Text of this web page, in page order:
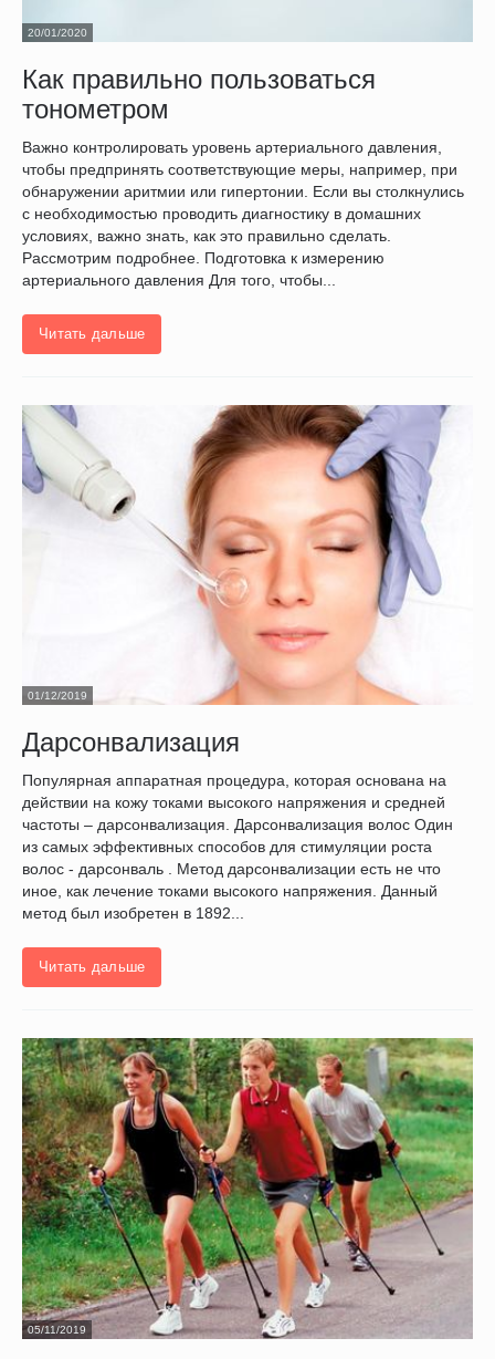
20/01/2020
Как правильно пользоваться
тонометром
Важно контролировать уровень артериального давления,
чтобы предпринять соответствующие меры, например, при
обнаружении аритмии или гипертонии. Если вы столкнулись
с необходимостью проводить диагностику в домашних
условиях, важно знать, как это правильно сделать.
Рассмотрим подробнее. Подготовка к измерению
артериального давления Для того, чтобы...
Читать дальше
01/12/2019
Дарсонвализация
Популярная аппаратная процедура, которая основана на
действии на кожу токами высокого напряжения и средней
частоты – дарсонвализация. Дарсонвализация волос Один
из самых эффективных способов для стимуляции роста
волос - дарсонваль . Метод дарсонвализации есть не что
иное, как лечение токами высокого напряжения. Данный
метод был изобретен в 1892...
Читать дальше
05/11/2019